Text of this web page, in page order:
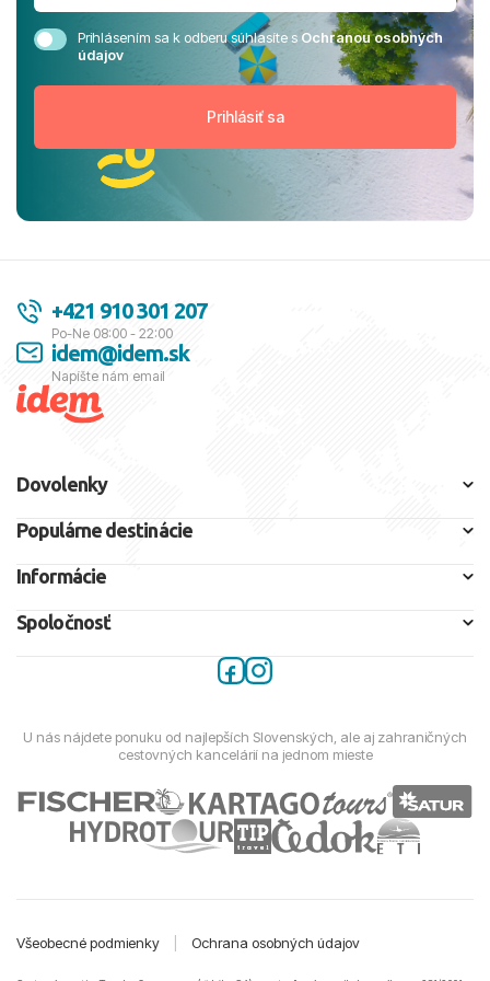
Prihlásením sa k odberu súhlasíte sOchranou osobných
údajov
+421 910 301 207
Po-Ne 08:00 - 22:00
idem@idem.sk
Napíšte nám email
Dovolenky
Populárne destinácie
Informácie
Spoločnosť
U nás nájdete ponuku od najlepších Slovenských, ale aj zahraničných
cestovných kancelárií na jednom mieste
Všeobecné podmienky Ochrana osobných údajov